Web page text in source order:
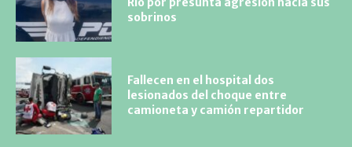
sobrinos
Fallecen en el hospital dos
lesionados del choque entre
camioneta y camión repartidor